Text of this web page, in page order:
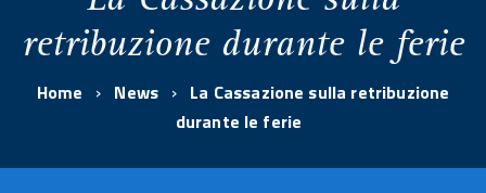
retribuzione durante le ferie
Home News
La Cassazione sulla retribuzione
durante le ferie